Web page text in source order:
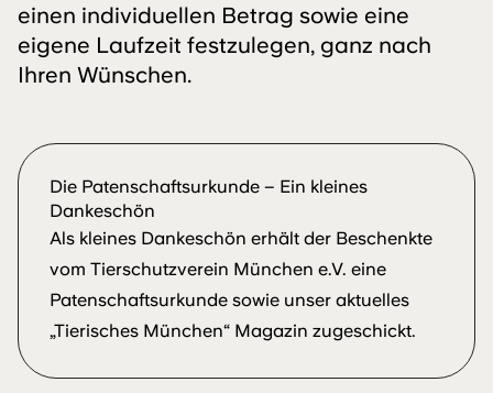
einen individuellen Betrag sowie eine
eigene Laufzeit festzulegen, ganz nach
Ihren Wünschen.
Die Patenschaftsurkunde – Ein kleines
Dankeschön
Als kleines Dankeschön erhält der Beschenkte
vom Tierschutzverein München e.V. eine
Patenschaftsurkunde sowie unser aktuelles
„Tierisches München“ Magazin zugeschickt.